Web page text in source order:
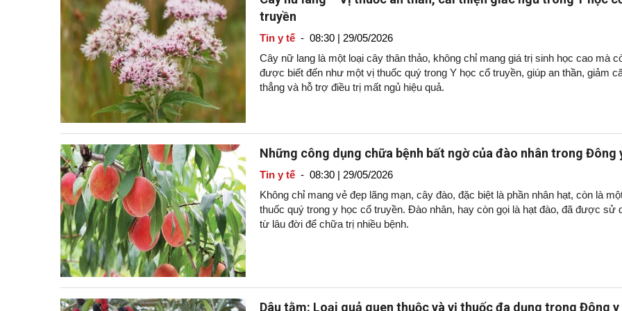
truyền
Tin y tế- 08:30 | 29/05/2026
Cây nữ lang là một loại cây thân thảo, không chỉ mang giá trị sinh học cao mà
được biết đến như một vị thuốc quý trong Y học cổ truyền, giúp an thần, giảm
thẳng và hỗ trợ điều trị mất ngủ hiệu quả.
Những công dụng chữa bệnh bất ngờ của đào nhân trong Đông
Tin y tế- 08:30 | 29/05/2026
Không chỉ mang vẻ đẹp lãng mạn, cây đào, đặc biệt là phần nhân hạt, còn là
thuốc quý trong y học cổ truyền. Đào nhân, hay còn gọi là hạt đào, đã được sử
từ lâu đời để chữa trị nhiều bệnh.
Dâu tằm: Loại quả quen thuộc và vị thuốc đa dụng trong Đông y